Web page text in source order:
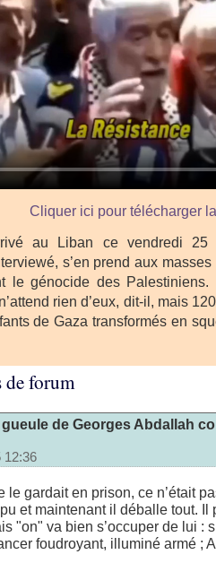
Cliquer ici pour télécharger
au Liban ce vendredi 25
s’en prend aux
le génocide des
rien d’eux, dit-il, mais
de Gaza transformés en
de forum
de Georges Abdallah
12:36
le gardait en prison, ce n’était
et maintenant il déballe tout. Il
"on" va bien s’occuper de lui :
foudroyant, illuminé armé ;